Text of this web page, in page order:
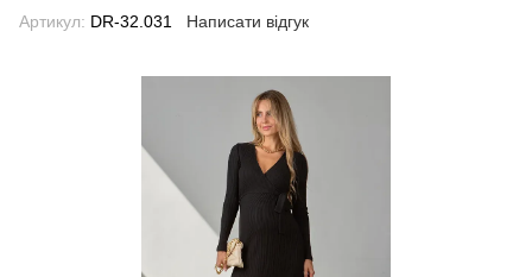
Артикул: DR-32.031 Написати відгук